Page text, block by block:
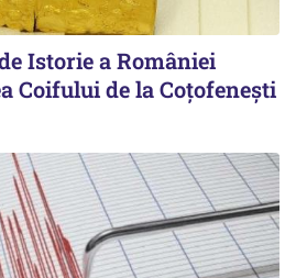
Istorie a României
Coifului de la Coțofenești